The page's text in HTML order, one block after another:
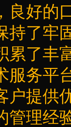
良好的
持了牢
累了丰
服务平
户提供
管理经